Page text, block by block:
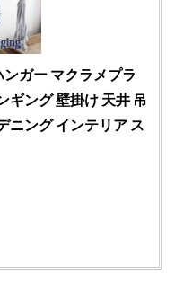
ガー マクラメプラ
ギング 壁掛け 天井 吊
ニング インテリア ス